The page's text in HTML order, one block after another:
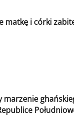
matkę i córki
marzenie